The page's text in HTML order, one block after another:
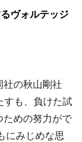
ヴォルテッジ
の秋山剛社
すも、負けた試
ための努力がで
にみじめな思